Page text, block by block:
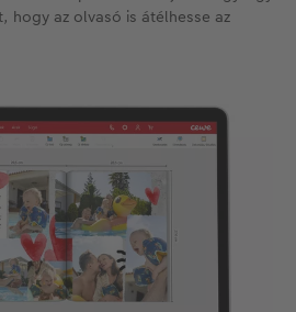
az olvasó is átélhesse az